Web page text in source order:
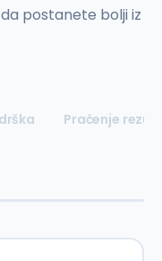
postanete bolji iz
Praćenje